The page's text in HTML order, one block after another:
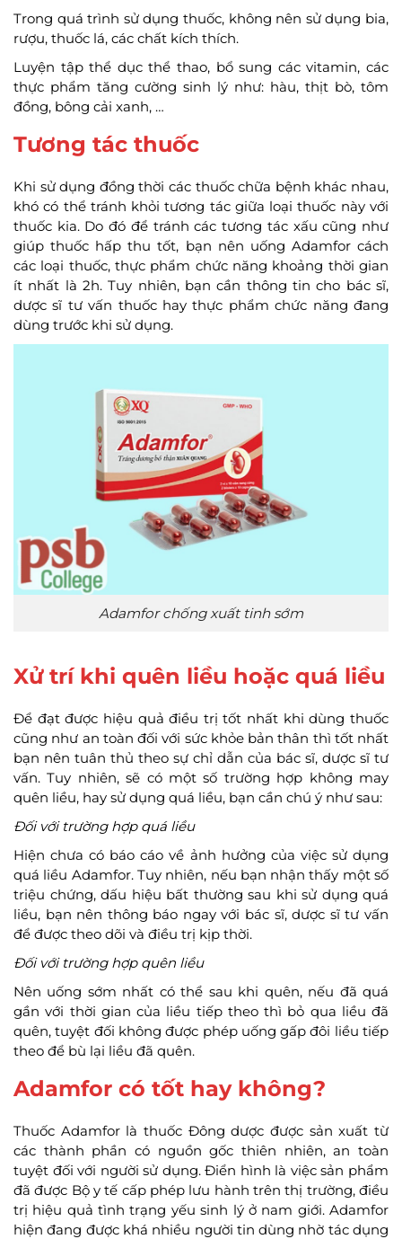
Trong quá trình sử dụng thuốc, không nên sử dụng bia,
rượu, thuốc lá, các chất kích thích.
Luyện tập thể dục thể thao, bổ sung các vitamin, các
thực phẩm tăng cường sinh lý như: hàu, thịt bò, tôm
đồng, bông cải xanh, …
Tương tác thuốc
Khi sử dụng đồng thời các thuốc chữa bệnh khác nhau,
khó có thể tránh khỏi tương tác giữa loại thuốc này với
thuốc kia. Do đó để tránh các tương tác xấu cũng như
giúp thuốc hấp thu tốt, bạn nên uống Adamfor cách
các loại thuốc, thực phẩm chức năng khoảng thời gian
ít nhất là 2h. Tuy nhiên, bạn cần thông tin cho bác sĩ,
dược sĩ tư vấn thuốc hay thực phẩm chức năng đang
dùng trước khi sử dụng.
Adamfor chống xuất tinh sớm
Xử trí khi quên liều hoặc quá liều
Để đạt được hiệu quả điều trị tốt nhất khi dùng thuốc
cũng như an toàn đối với sức khỏe bản thân thì tốt nhất
bạn nên tuân thủ theo sự chỉ dẫn của bác sĩ, dược sĩ tư
vấn. Tuy nhiên, sẽ có một số trường hợp không may
quên liều, hay sử dụng quá liều, bạn cần chú ý như sau:
Đối với trường hợp quá liều
Hiện chưa có báo cáo về ảnh hưởng của việc sử dụng
quá liều Adamfor. Tuy nhiên, nếu bạn nhận thấy một số
triệu chứng, dấu hiệu bất thường sau khi sử dụng quá
liều, bạn nên thông báo ngay với bác sĩ, dược sĩ tư vấn
để được theo dõi và điều trị kịp thời.
Đối với trường hợp quên liều
Nên uống sớm nhất có thể sau khi quên, nếu đã quá
gần với thời gian của liều tiếp theo thì bỏ qua liều đã
quên, tuyệt đối không được phép uống gấp đôi liều tiếp
theo để bù lại liều đã quên.
Adamfor có tốt hay không?
Thuốc Adamfor là thuốc Đông dược được sản xuất từ
các thành phần có nguồn gốc thiên nhiên, an toàn
tuyệt đối với người sử dụng. Điển hình là việc sản phẩm
đã được Bộ y tế cấp phép lưu hành trên thị trường, điều
trị hiệu quả tình trạng yếu sinh lý ở nam giới. Adamfor
hiện đang được khá nhiều người tin dùng nhờ tác dụng